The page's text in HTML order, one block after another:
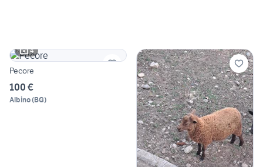
4
Pecore
100 €
Albino(BG)